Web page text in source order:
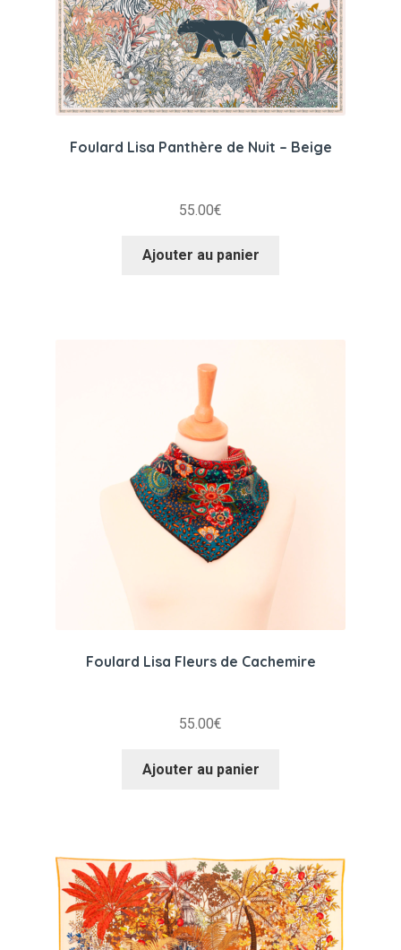
Foulard Lisa Panthère de Nuit – Beige
55.00€
Ajouter au panier
Foulard Lisa Fleurs de Cachemire
55.00€
Ajouter au panier